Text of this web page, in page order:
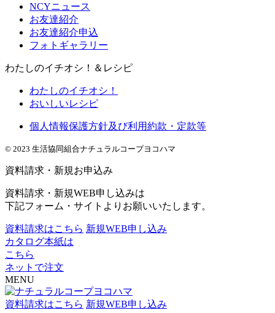
NCYニュース
お友達紹介
お友達紹介申込
フォトギャラリー
わたしのイチオシ！＆レシピ
わたしのイチオシ！
おいしいレシピ
個人情報保護方針及び利用約款・定款等
© 2023 生活協同組合ナチュラルコープヨコハマ
資料請求・新規お申込み
資料請求・新規WEB申し込みは
下記フォーム・サイトよりお願いいたします。
資料請求はこちら 新規WEB申し込み
カタログ本紙は
こちら
ネットで注文
MENU
資料請求はこちら 新規WEB申し込み